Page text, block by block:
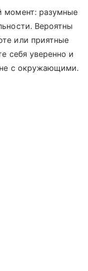
момент: разумные
Вероятны
или приятные
себя уверенно и
с окружающими.